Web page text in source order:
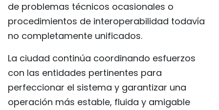
de problemas técnicos ocasionales o
procedimientos de interoperabilidad todavía
no completamente unificados.
La ciudad continúa coordinando esfuerzos
con las entidades pertinentes para
perfeccionar el sistema y garantizar una
operación más estable, fluida y amigable